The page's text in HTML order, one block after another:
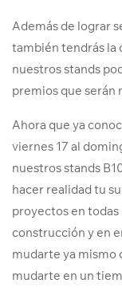
Además de lograr
también tendrás la
nuestros stands
premios que serán
Ahora que ya
viernes 17 al
nuestros stands
hacer realidad tu
proyectos en
construcción y en
mudarte ya mismo
mudarte en un